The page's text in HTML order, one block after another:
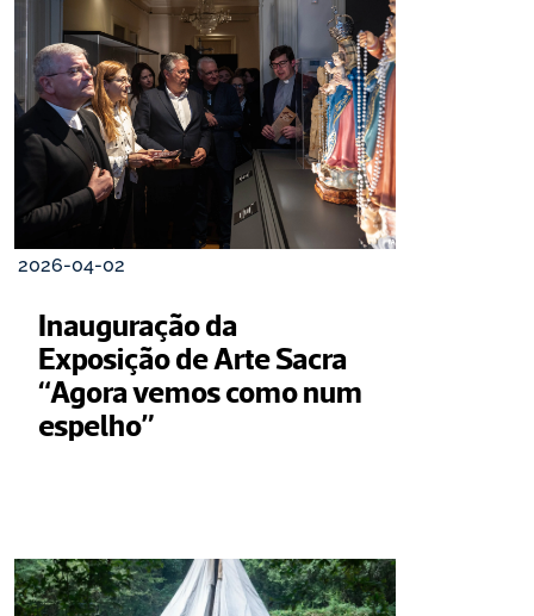
2026-04-02
Inauguração da
Exposição de Arte Sacra
“Agora vemos como num
espelho”